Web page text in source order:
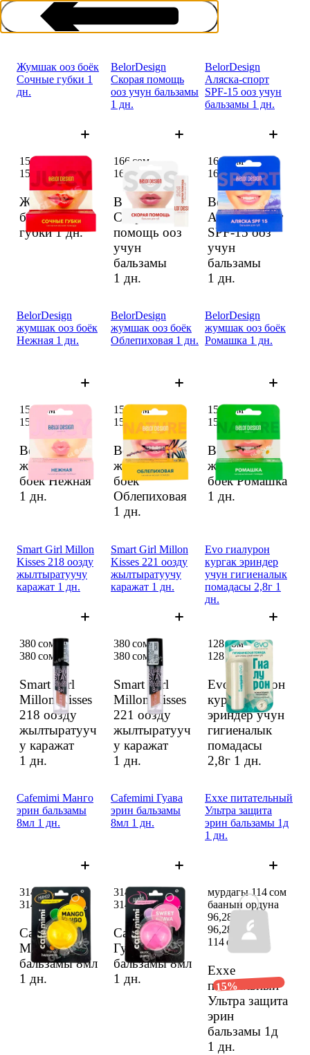
Средства для губ
Жумшак ооз боёк
Сочные губки 1
дн.
Жумшак ооз
боёк Сочные
губки1 дн.
151 сом
151 сом
BelorDesign
Скорая помощь
ооз учун бальзамы
1 дн.
BelorDesign
Скорая
помощь ооз
учун
бальзамы
1 дн.
166 сом
166 сом
BelorDesign
Аляска-спорт
SPF-15 ооз учун
бальзамы 1 дн.
BelorDesign
Аляска-спорт
SPF-15 ооз
учун
бальзамы
1 дн.
166 сом
166 сом
BelorDesign
жумшак ооз боёк
Нежная 1 дн.
BelorDesign
жумшак ооз
боёк Нежная
1 дн.
151 сом
151 сом
BelorDesign
жумшак ооз боёк
Облепиховая 1 дн.
BelorDesign
жумшак ооз
боёк
Облепиховая
1 дн.
151 сом
151 сом
BelorDesign
жумшак ооз боёк
Ромашка 1 дн.
BelorDesign
жумшак ооз
боёк Ромашка
1 дн.
151 сом
151 сом
Smart Girl Millon
Kisses 218 оозду
жылтыратуучу
каражат 1 дн.
Smart Girl
Millon Kisses
218 оозду
жылтыратууч
у каражат
1 дн.
380 сом
380 сом
Smart Girl Millon
Kisses 221 оозду
жылтыратуучу
каражат 1 дн.
Smart Girl
Millon Kisses
221 оозду
жылтыратууч
у каражат
1 дн.
380 сом
380 сом
Evo гиалурон
кургак эриндер
учун гигиеналык
помадасы 2,8г 1
дн.
Evo гиалурон
кургак
эриндер учун
гигиеналык
помадасы
2,8г 1 дн.
128 сом
128 сом
Cafemimi Манго
эрин бальзамы
8мл 1 дн.
Cafemimi
Манго эрин
бальзамы 8мл
1 дн.
314 сом
314 сом
Cafemimi Гуава
эрин бальзамы
8мл 1 дн.
Cafemimi
Гуава эрин
бальзамы 8мл
1 дн.
314 сом
314 сом
Exxe питательный
Ультра защита
эрин бальзамы 1д
1 дн.
Exxe
питательный
Ультра защита
эрин
бальзамы 1д
1 дн.
мурдагы 114 сом
баанын ордуна
96,28 сом
96,28 сом
114 сом
15%